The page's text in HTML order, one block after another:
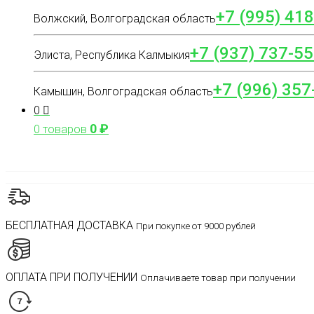
Волжский, Волгоградская область+7 (995)
Элиста, Республика Калмыкия+7 (937) 737-
Камышин, Волгоградская область+7 (996)
0
0 товаров 0₽
БЕСПЛАТНАЯ ДОСТАВКА При покупке от 9000 рублей
ОПЛАТА ПРИ ПОЛУЧЕНИИ Оплачиваете товар при получении